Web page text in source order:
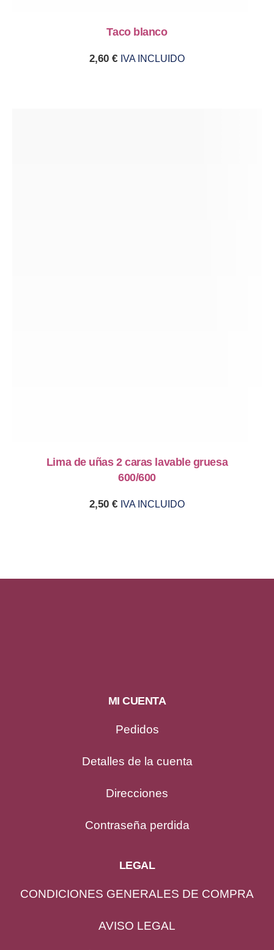
Taco blanco
2,60 € IVA INCLUIDO
Lima de uñas 2 caras lavable gruesa
600/600
2,50 € IVA INCLUIDO
MI CUENTA
Pedidos
Detalles de la cuenta
Direcciones
Contraseña perdida
LEGAL
CONDICIONES GENERALES DE COMPRA
AVISO LEGAL